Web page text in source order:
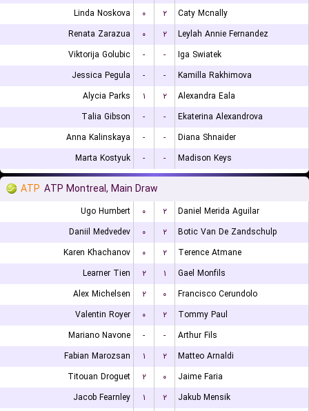
Linda Noskova
۰ ۲
Caty Mcnally
Renata Zarazua
۰ ۲
Leylah Annie Fernandez
Viktorija Golubic
- -
Iga Swiatek
Jessica Pegula
- -
Kamilla Rakhimova
Alycia Parks
۱ ۲
Alexandra Eala
Talia Gibson
- -
Ekaterina Alexandrova
Anna Kalinskaya
- -
Diana Shnaider
Marta Kostyuk
- - Madison Keys
ATP ATP Montreal, Main Draw
Ugo Humbert ۰ ۲
Daniel Merida Aguilar
Daniil Medvedev
۰ ۲
Botic Van De Zandschulp
Karen Khachanov
۰ ۲
Terence Atmane
Learner Tien
۲ ۱
Gael Monfils
Alex Michelsen
۲ ۰
Francisco Cerundolo
Valentin Royer
۰ ۲
Tommy Paul
Mariano Navone
- -
Arthur Fils
Fabian Marozsan
۱ ۲
Matteo Arnaldi
Titouan Droguet
۲ ۰
Jaime Faria
Jacob Fearnley
۱ ۲
Jakub Mensik